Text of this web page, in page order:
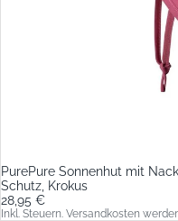
PurePure Sonnenhut mit
Schutz, Krokus
28,95 €
Inkl. Steuern. Versandkosten